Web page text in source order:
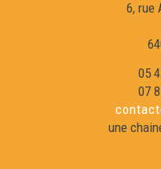
6, rue
05
07
une